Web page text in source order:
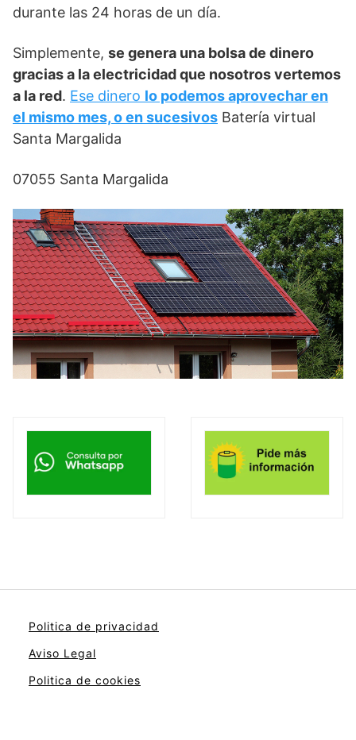
durante las 24 horas de un día.
Simplemente, se genera una bolsa de dinero
gracias a la electricidad que nosotros vertemos
a la red. Ese dinero lo podemos aprovechar en
el mismo mes, o en sucesivos Batería virtual
Santa Margalida
07055 Santa Margalida
Politica de privacidad
Aviso Legal
Politica de cookies